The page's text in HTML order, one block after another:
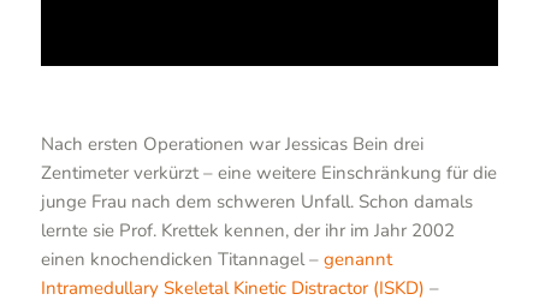
Nach ersten Operationen war Jessicas Bein drei
Zentimeter verkürzt – eine weitere Einschränkung für die
junge Frau nach dem schweren Unfall. Schon damals
lernte sie Prof. Krettek kennen, der ihr im Jahr 2002
einen knochendicken Titannagel – genannt
Intramedullary Skeletal Kinetic Distractor (ISKD) –